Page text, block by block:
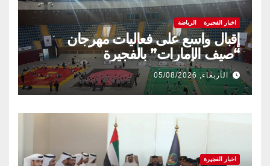
اخبار الفجيرة الرياضة
إقبال واسع على فعاليات مهرجان
“صيف الإمارات” بالفجيرة
الأربعاء, 05/08/2026
اخبار الفجيرة